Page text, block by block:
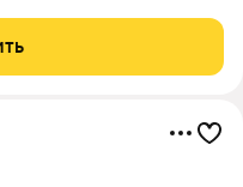
готовой базовой